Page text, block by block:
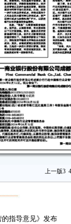
上一版3 4
的指导意见》发布